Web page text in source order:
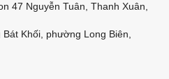
47 Nguyễn Tuân, Thanh Xuân,
Khối, phường Long Biên,